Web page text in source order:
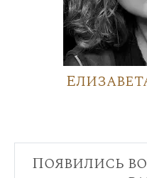
Появились